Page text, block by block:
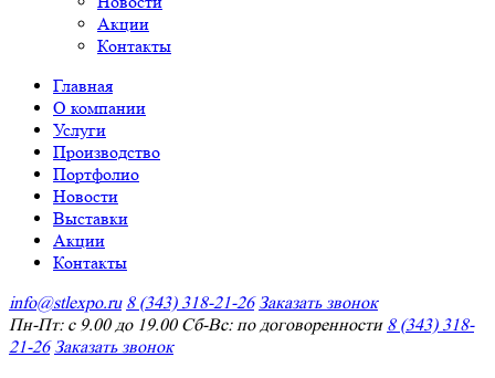
Акции
Контакты
Главная
О компании
Услуги
Производство
Портфолио
Новости
Выставки
Акции
Контакты
info@stlexpo.ru 8 (343) 318-21-26 Заказать звонок
Пн-Пт: с 9.00 до 19.00 Сб-Вс: по договоренности 8 (343) 318-
21-26 Заказать звонок